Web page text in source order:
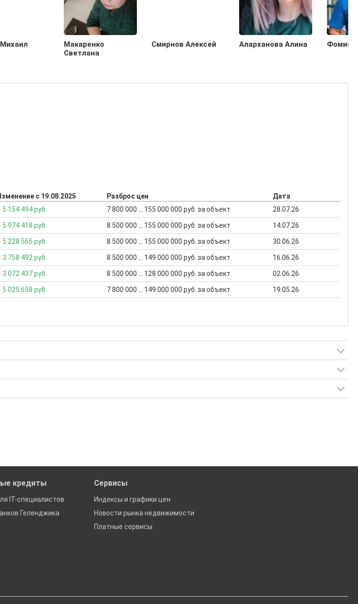
Макаренко
Светлана
Смирнов Алексей Аларханова Алина Фомин
с 19.08.2025 Разброс цен
Дата
5 154 494 руб. 7 800 000 ... 155 000 000 руб. за объект 28.07.26
5 974 418 руб. 8 500 000 ... 155 000 000 руб. за объект 14.07.26
5 228 565 руб. 8 500 000 ... 155 000 000 руб. за объект 30.06.26
3 758 492 руб. 8 500 000 ... 149 000 000 руб. за объект 16.06.26
3 072 437 руб. 8 500 000 ... 128 000 000 руб. за объект 02.06.26
5 025 658 руб. 7 800 000 ... 149 000 000 руб. за объект 19.05.26
кредиты
IT-специалистов
Геленджика
Сервисы
Индексы и графики цен
Новости рынка недвижимости
Платные сервисы